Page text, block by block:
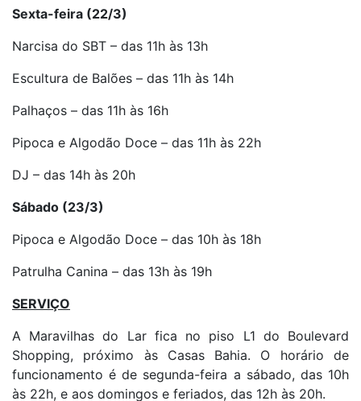
Sexta-feira (22/3)
Narcisa do SBT – das 11h às 13h
Escultura de Balões – das 11h às 14h
Palhaços – das 11h às 16h
Pipoca e Algodão Doce – das 11h às 22h
DJ – das 14h às 20h
Sábado (23/3)
Pipoca e Algodão Doce – das 10h às 18h
Patrulha Canina – das 13h às 19h
SERVIÇO
A Maravilhas do Lar fica no piso L1 do Boulevard
Shopping, próximo às Casas Bahia. O horário de
funcionamento é de segunda-feira a sábado, das 10h
às 22h, e aos domingos e feriados, das 12h às 20h.